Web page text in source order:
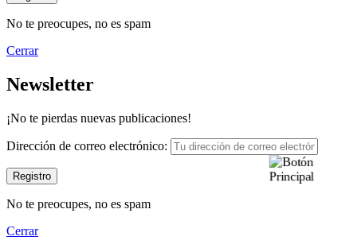
No te preocupes, no es spam
Cerrar
Newsletter
¡No te pierdas nuevas publicaciones!
Dirección de correo electrónico:
No te preocupes, no es spam
Cerrar